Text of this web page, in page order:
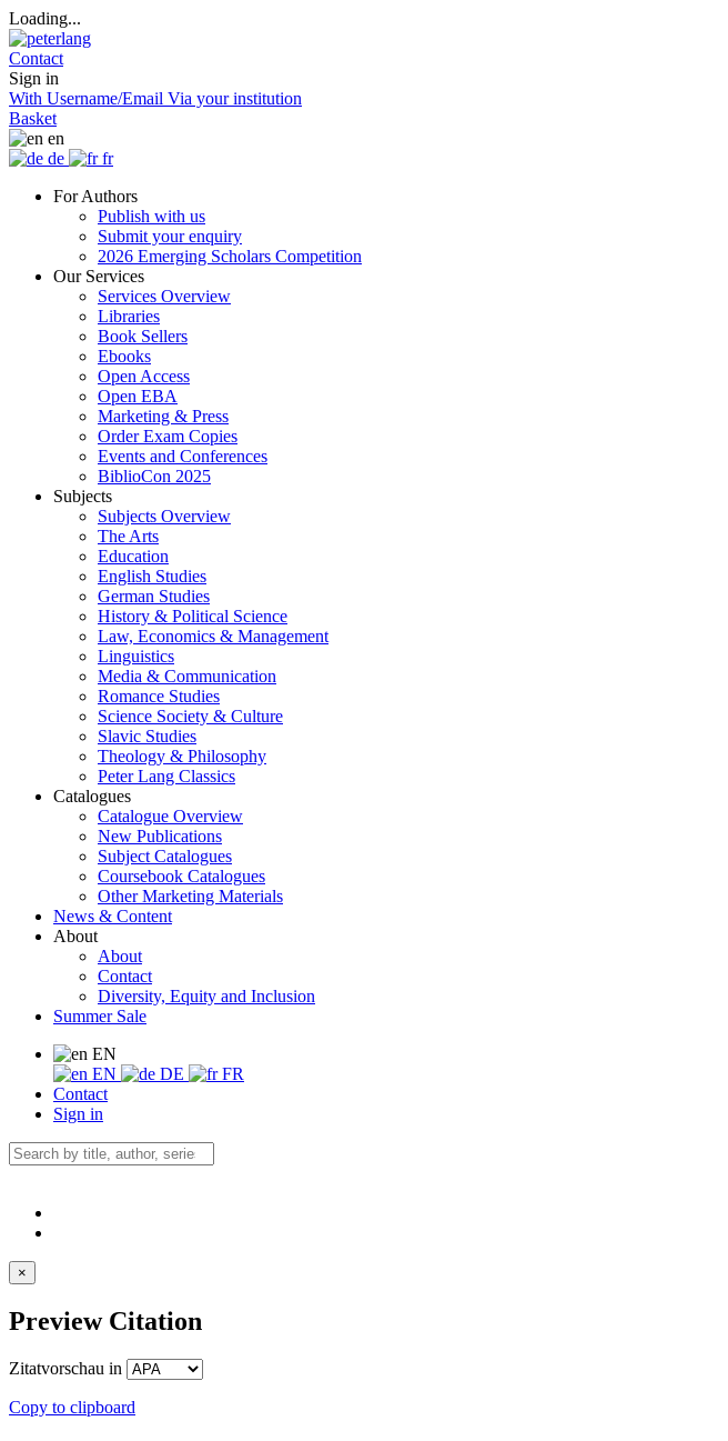
Loading...
Contact
Sign in
With Username/Email Via your institution
Basket
en
de
fr
For Authors
Publish with us
Submit your enquiry
2026 Emerging Scholars Competition
Our Services
Services Overview
Libraries
Book Sellers
Ebooks
Open Access
Open EBA
Marketing & Press
Order Exam Copies
Events and Conferences
BiblioCon 2025
Subjects
Subjects Overview
The Arts
Education
English Studies
German Studies
History & Political Science
Law, Economics & Management
Linguistics
Media & Communication
Romance Studies
Science Society & Culture
Slavic Studies
Theology & Philosophy
Peter Lang Classics
Catalogues
Catalogue Overview
New Publications
Subject Catalogues
Coursebook Catalogues
Other Marketing Materials
News & Content
About
About
Contact
Diversity, Equity and Inclusion
Summer Sale
EN
EN
DE
FR
Contact
Sign in
×
Preview Citation
Zitatvorschau in
Copy to clipboard